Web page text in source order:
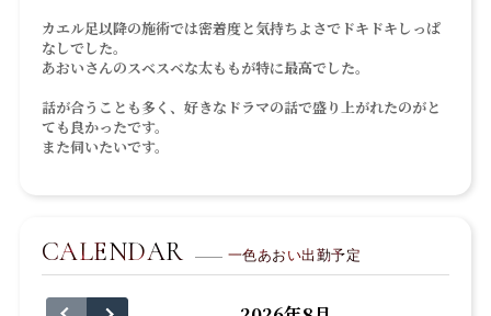
カエル足以降の施術では密着度と気持ちよさでドキドキしっぱ
なしでした。
あおいさんのスベスベな太ももが特に最高でした。
話が合うことも多く、好きなドラマの話で盛り上がれたのがと
ても良かったです。
また伺いたいです。
CALENDAR 一色あおい出勤予定